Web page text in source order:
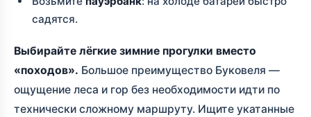
садятся.
Выбирайте лёгкие зимние прогулки вместо
«походов». Большое преимущество Буковеля —
ощущение леса и гор без необходимости идти по
технически сложному маршруту. Ищите укатанные